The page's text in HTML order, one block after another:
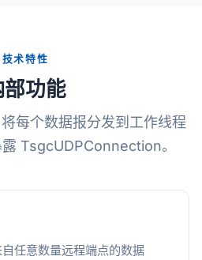
技术特性
部功能
每个数据报分发到工作线程
TsgcUDPConnection。
任意数量远程端点的数据